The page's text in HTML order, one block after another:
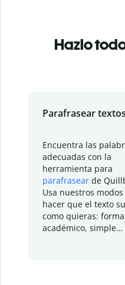
Hazlo
Parafrasear textos
Encuentra las
adecuadas con la
herramienta para
parafrasear de
Usa nuestros
hacer que el texto
como quieras:
académico, simple…